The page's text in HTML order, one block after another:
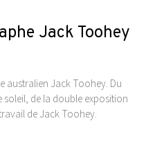
Jack Toohey
australien Jack Toohey. Du
soleil, de la double exposition
de Jack Toohey.